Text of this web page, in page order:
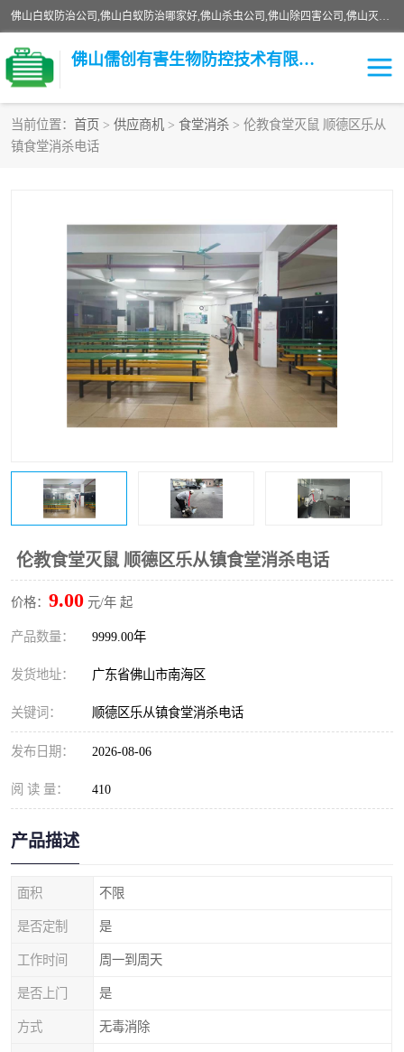
佛山白蚁防治公司,佛山白蚁防治哪家好,佛山杀虫公司,佛山除四害公司,佛山灭白蚁公司,佛山白蚁防治佛山儒创有害生物防治有限公司是一家佛山杀虫公司、佛山除四害公司、佛山灭白蚁公司、佛山白蚁防治公司，让您远离虫害困扰。要问佛山白蚁防治哪家好？佛山儒创有害生物防治有限公司全佛山、广州，正规公司，上门勘查，可靠，售后有保障。
佛山儒创有害生物防控技术有限公司
当前位置： 首页 > 供应商机 > 食堂消杀 > 伦教食堂灭鼠 顺德区乐从
镇食堂消杀电话
伦教食堂灭鼠 顺德区乐从镇食堂消杀电话
价格： 9.00 元/年 起
产品数量： 9999.00年
发货地址： 广东省佛山市南海区
关键词： 顺德区乐从镇食堂消杀电话
发布日期： 2026-08-06
阅 读 量： 410
产品描述
面积 不限
是否定制 是
工作时间 周一到周天
是否上门 是
方式 无毒消除
白蚁消杀
食堂消杀
校园消杀 园区消杀
害虫防治